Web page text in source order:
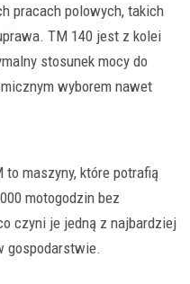
pracach polowych, takich
TM 140 jest z kolei
stosunek mocy do
wyborem nawet
maszyny, które potrafią
motogodzin bez
czyni je jedną z najbardziej
gospodarstwie.